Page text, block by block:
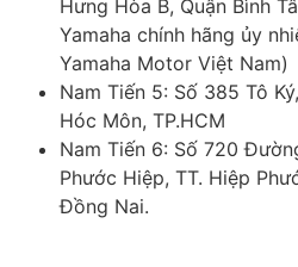
Hưng Hòa B, Quận Bình
Yamaha chính hãng ủy
Yamaha Motor Việt Nam)
Nam Tiến 5: Số 385 Tô
Hóc Môn, TP.HCM
Nam Tiến 6: Số 720
Phước Hiệp, TT. Hiệp
Đồng Nai​​​.